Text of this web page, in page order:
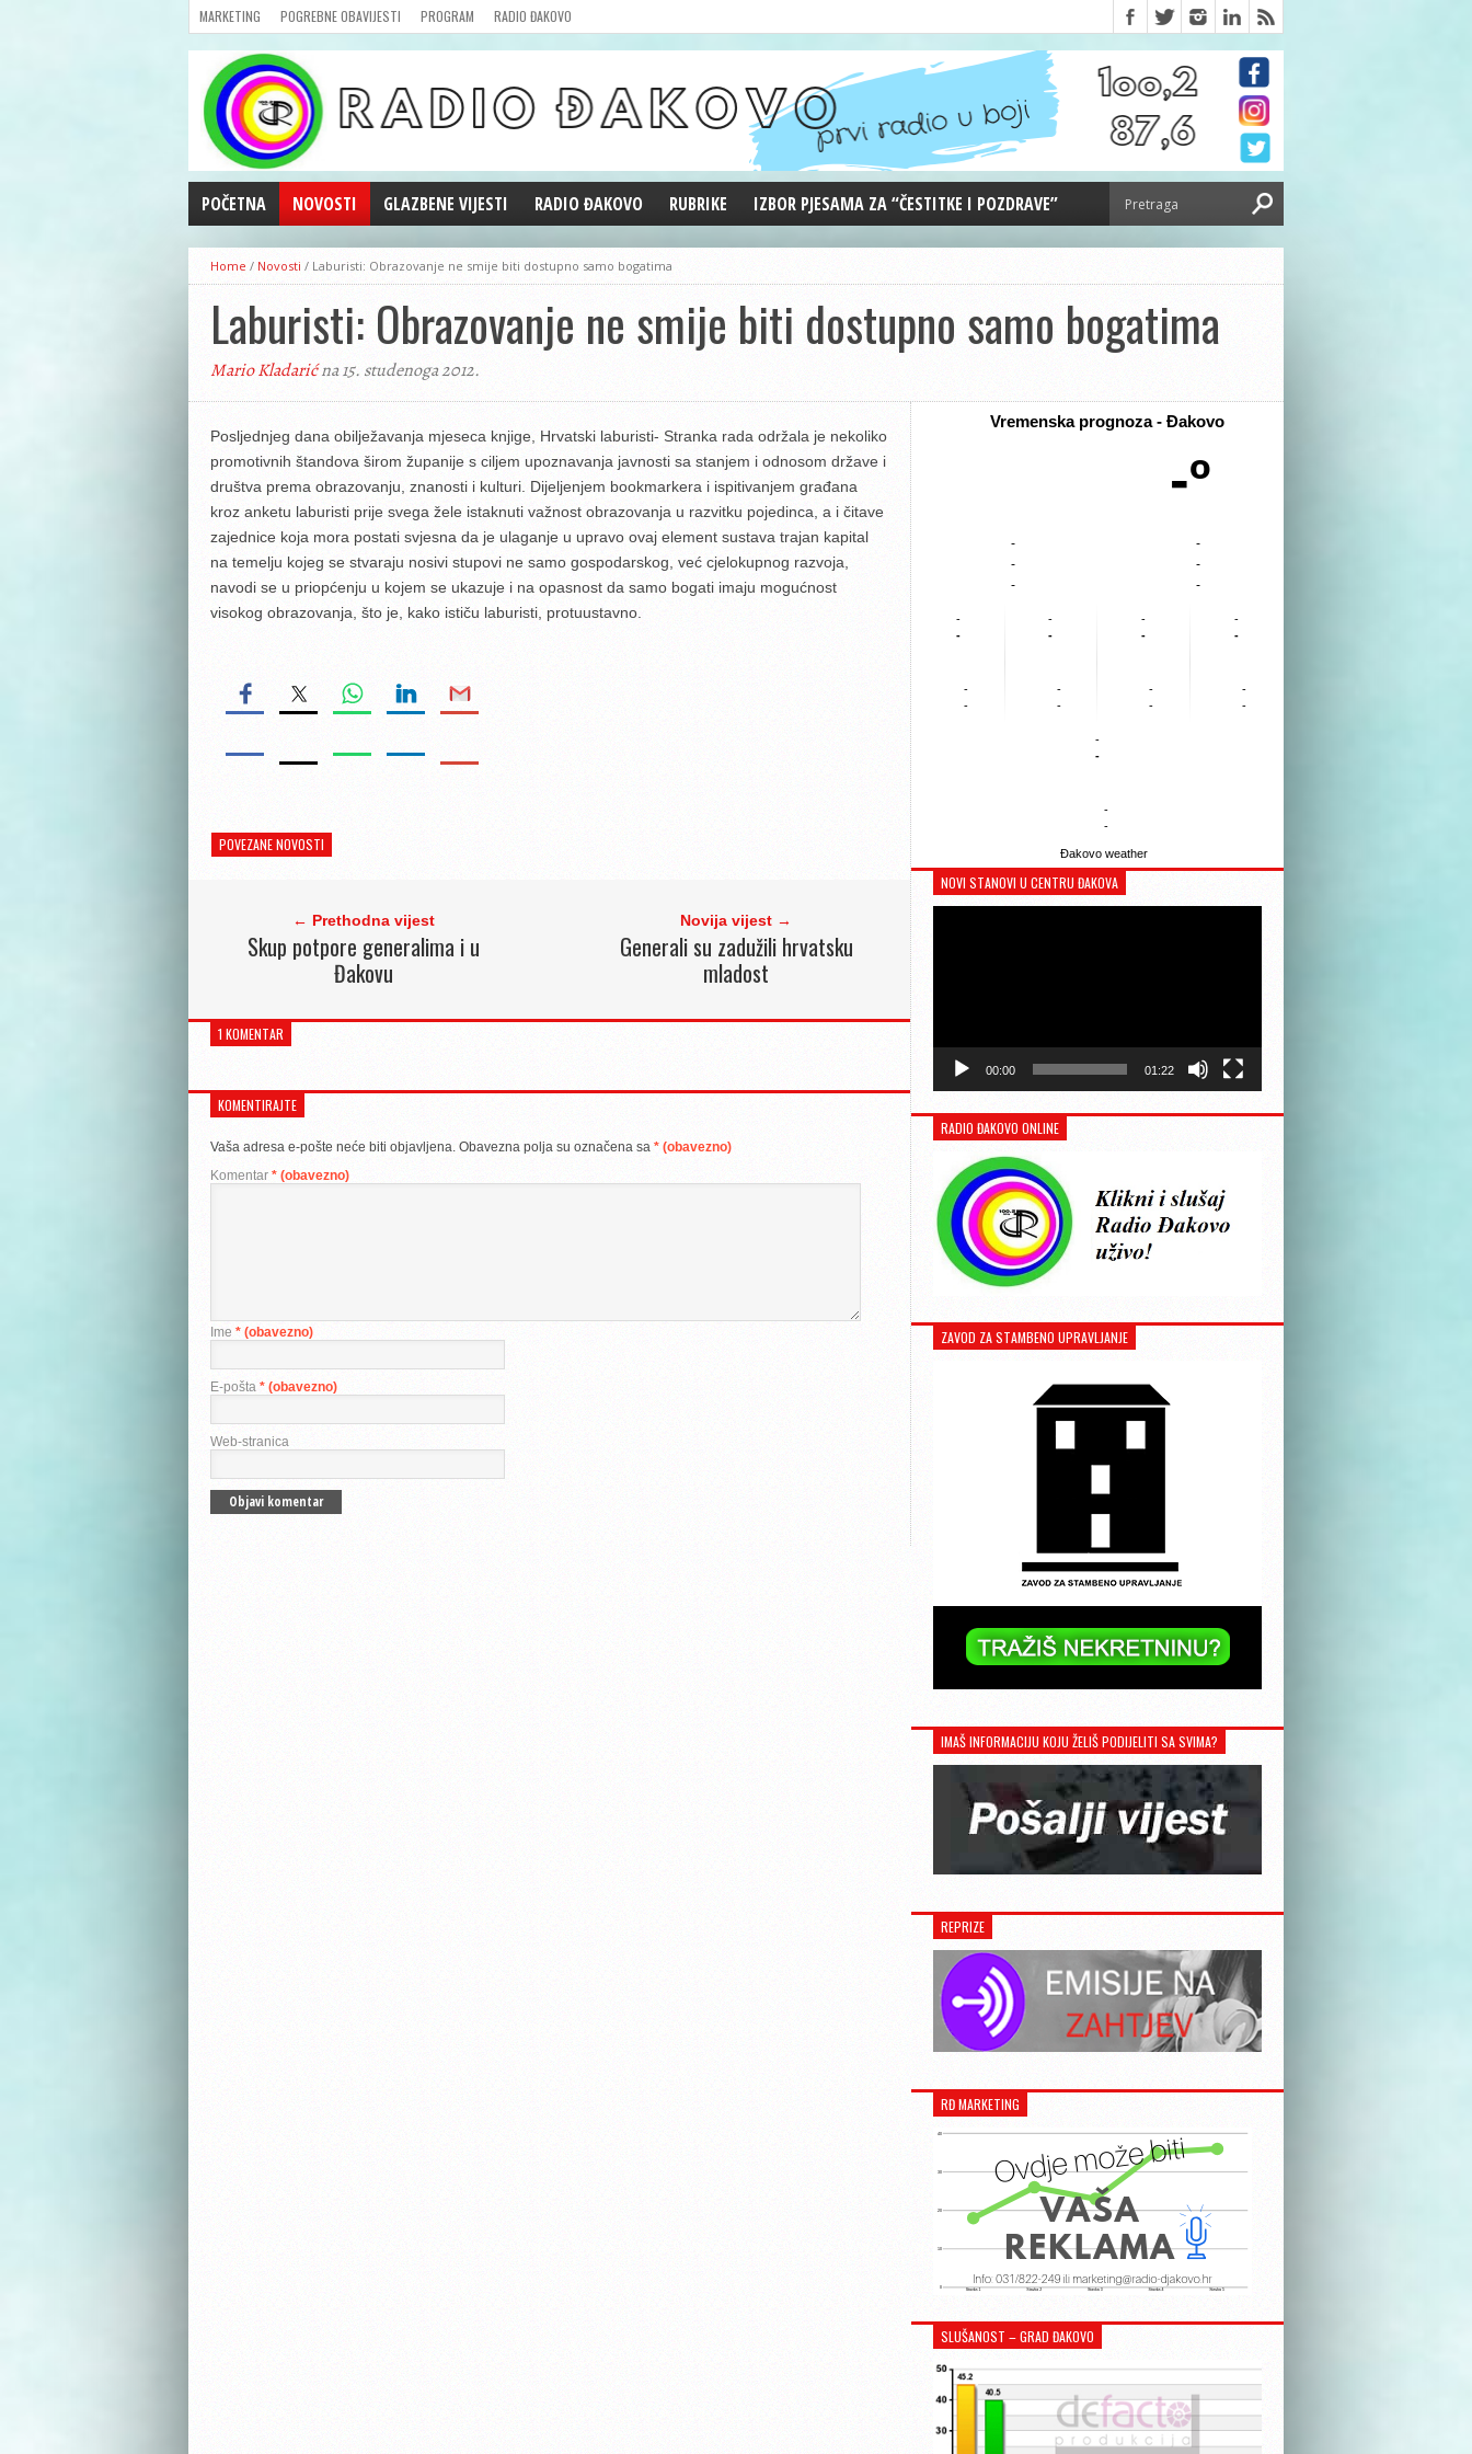
MARKETING POGREBNE OBAVIJESTI PROGRAM RADIO ĐAKOVO
POČETNA NOVOSTI
AKTUALNOSTI
CRNA KRONIKA
POLITIKA
ZANIMLJIVOSTI
GOSPODARSTVO
KULTURA
ŠPORT
REPRIZE EMISIJA
GLAZBENE VIJESTI RADIO ĐAKOVO
MARKETING
RUBRIKE
REPRIZE EMISIJA
DOBRE VIBRACIJE
ĐAKOVO GRADE
WEB ANKETA
IZBOR PJESAMA ZA “ČESTITKE I POZDRAVE”
Home / Novosti / Laburisti: Obrazovanje ne smije biti dostupno samo bogatima
Laburisti: Obrazovanje ne smije biti dostupno samo bogatima
Mario Kladarićna 15. studenoga 2012.
Posljednjeg dana obilježavanja mjeseca knjige, Hrvatski laburisti- Stranka rada održala je nekoliko
promotivnih štandova širom županije s ciljem upoznavanja javnosti sa stanjem i odnosom države i
društva prema obrazovanju, znanosti i kulturi. Dijeljenjem bookmarkera i ispitivanjem građana
kroz anketu laburisti prije svega žele istaknuti važnost obrazovanja u razvitku pojedinca, a i čitave
zajednice koja mora postati svjesna da je ulaganje u upravo ovaj element sustava trajan kapital
na temelju kojeg se stvaraju nosivi stupovi ne samo gospodarskog, već cjelokupnog razvoja,
navodi se u priopćenju u kojem se ukazuje i na opasnost da samo bogati imaju mogućnost
visokog obrazovanja, što je, kako ističu laburisti, protuustavno.
POVEZANE NOVOSTI
← Prethodna vijest
Skup potpore generalima i u
Đakovu
Novija vijest →
Generali su zadužili hrvatsku
mladost
1 KOMENTAR
KOMENTIRAJTE
Vaša adresa e-pošte neće biti objavljena. Obavezna polja su označena sa * (obavezno)
Komentar * (obavezno)
Ime * (obavezno)
E-pošta * (obavezno)
Web-stranica
Vremenska prognoza - Đakovo
-º
-
-
-
-
-
-
-
-
-
-
-
-
-
-
-
-
-
-
-
-
-
-
-
-
-
-
Đakovo weather
NOVI STANOVI U CENTRU ĐAKOVA
00:00 01:22
RADIO ĐAKOVO ONLINE
ZAVOD ZA STAMBENO UPRAVLJANJE
IMAŠ INFORMACIJU KOJU ŽELIŠ PODIJELITI SA SVIMA?
REPRIZE
RĐ MARKETING
SLUŠANOST – GRAD ĐAKOVO